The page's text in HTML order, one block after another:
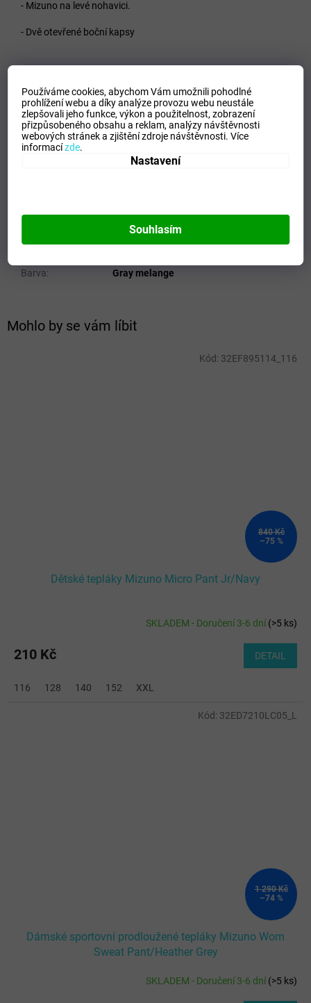
Používáme cookies, abychom Vám umožnili pohodlné
prohlížení webu a díky analýze provozu webu neustále
zlepšovali jeho funkce, výkon a použitelnost,zobrazení
přizpůsobeného obsahu a reklam, analýzy návštěvnosti
webových stránek a zjištění zdroje návštěvnosti.Více
informacízde.
Nastavení
Souhlasím
Mohlo by se vám líbit
840 Kč
–75 %
Dětské tepláky Mizuno Micro Pant Jr/Navy
SKLADEM - Doručení 3-6 dní(>5 ks)
210 Kč DETAIL
116 128 140 152 XXL
Kód: 32EF895114_116
1 290 Kč
–74 %
Dámské sportovní prodloužené tepláky Mizuno Wom
Sweat Pant/Heather Grey
SKLADEM - Doručení 3-6 dní(>5 ks)
Kód: 32ED7210LC05_L
- Mizuno na levé nohavici.
- Dvě otevřené boční kapsy
Materiál - 67% Cotton, 33% Polyester
VELIKOSTNÍ TABULKA_MIZUNO
Doplňkové parametry
Pohlaví
Barva: Gray melange